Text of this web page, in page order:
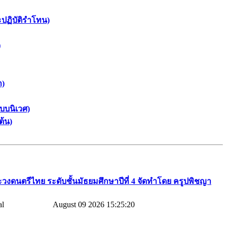
ฏิบัติรำโทน)
)
บนิเวศ)
น)
วงดนตรีไทย​ ระดับชั้นมัธยมศึกษาปีที่​ 4​ จัดทำโดย​ ครูปพิชญา​
August 09 2026 15:25:20